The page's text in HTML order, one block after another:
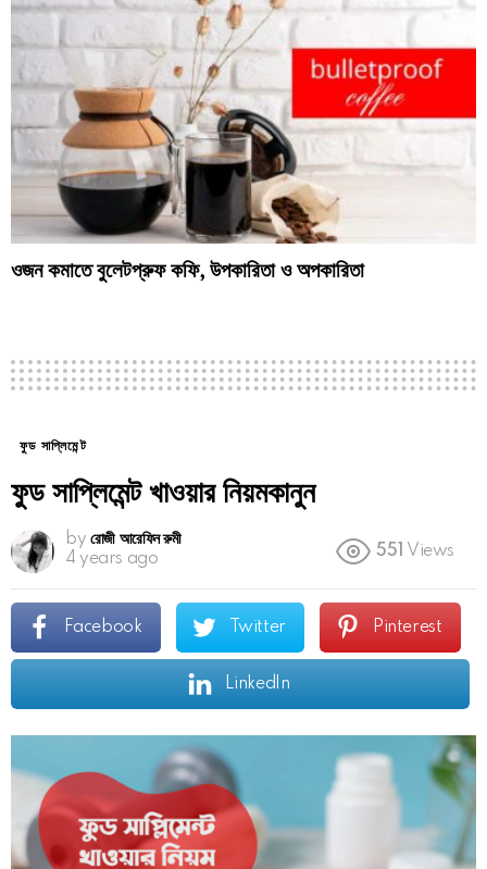
ওজন কমাতে বুলেটপ্রুফ কফি, উপকারিতা ও অপকারিতা
ফুড সাপ্লিমেন্ট
ফুড সাপ্লিমেন্ট খাওয়ার নিয়মকানুন
by রোজী আরেফিন রুমী
4 years ago
551 Views
Facebook Twitter Pinterest
LinkedIn